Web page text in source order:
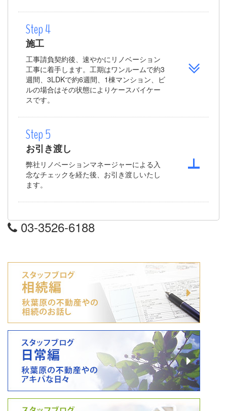
Step 4
施工
工事請負契約後、速やかにリノベーション
工事に着手します。工期はワンルームで約3
週間、3LDKで約6週間、1棟マンション、ビ
ルの場合はその状態によりケースバイケー
スです。
Step 5
お引き渡し
弊社リノベーションマネージャーによる入
念なチェックを経た後、お引き渡しいたし
ます。
03-3526-6188